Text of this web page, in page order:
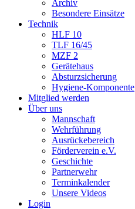
Archiv
Besondere Einsätze
Technik
HLF 10
TLF 16/45
MZF 2
Gerätehaus
Absturzsicherung
Hygiene-Komponente
Mitglied werden
Über uns
Mannschaft
Wehrführung
Ausrückebereich
Förderverein e.V.
Geschichte
Partnerwehr
Terminkalender
Unsere Videos
Login